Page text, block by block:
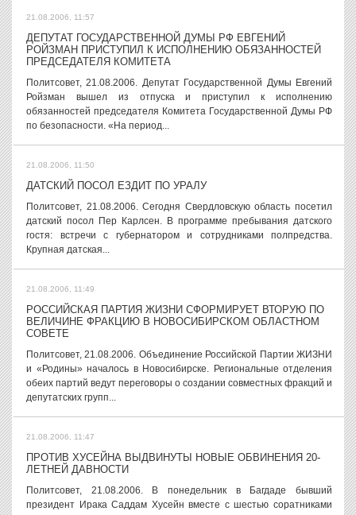
21.08.2006, 11:57
ДЕПУТАТ ГОСУДАРСТВЕННОЙ ДУМЫ РФ ЕВГЕНИЙ
РОЙЗМАН ПРИСТУПИЛ К ИСПОЛНЕНИЮ ОБЯЗАННОСТЕЙ
ПРЕДСЕДАТЕЛЯ КОМИТЕТА
Политсовет, 21.08.2006. Депутат Государственной Думы Евгений
Ройзман вышел из отпуска и приступил к исполнению
обязанностей председателя Комитета Государственной Думы РФ
по безопасности. «На период...
21.08.2006, 11:50
ДАТСКИЙ ПОСОЛ ЕЗДИТ ПО УРАЛУ
Политсовет, 21.08.2006. Сегодня Свердловскую область посетил
датский посол Пер Карлсен. В программе пребывания датского
гостя: встречи с губернатором и сотрудниками полпредства.
Крупная датская...
21.08.2006, 11:49
РОССИЙСКАЯ ПАРТИЯ ЖИЗНИ СФОРМИРУЕТ ВТОРУЮ ПО
ВЕЛИЧИНЕ ФРАКЦИЮ В НОВОСИБИРСКОМ ОБЛАСТНОМ
СОВЕТЕ
Политсовет, 21.08.2006. Объединение Российской Партии ЖИЗНИ
и «Родины» началось в Новосибирске. Региональные отделения
обеих партий ведут переговоры о создании совместных фракций и
депутатских групп...
21.08.2006, 11:47
ПРОТИВ ХУСЕЙНА ВЫДВИНУТЫ НОВЫЕ ОБВИНЕНИЯ 20-
ЛЕТНЕЙ ДАВНОСТИ
Политсовет, 21.08.2006. В понедельник в Багдаде бывший
президент Ирака Саддам Хусейн вместе с шестью соратниками